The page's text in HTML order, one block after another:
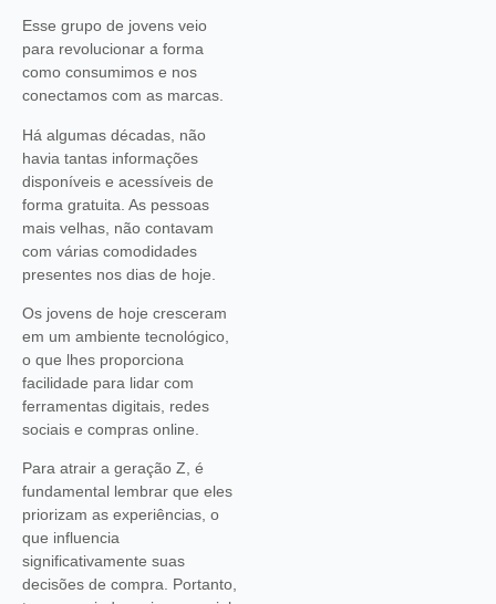
Esse grupo de jovens veio
para revolucionar a forma
como consumimos e nos
conectamos com as marcas.
Há algumas décadas, não
havia tantas informações
disponíveis e acessíveis de
forma gratuita. As pessoas
mais velhas, não contavam
com várias comodidades
presentes nos dias de hoje.
Os jovens de hoje cresceram
em um ambiente tecnológico,
o que lhes proporciona
facilidade para lidar com
ferramentas digitais, redes
sociais e compras online.
Para atrair a geração Z, é
fundamental lembrar que eles
priorizam as experiências, o
que influencia
significativamente suas
decisões de compra. Portanto,